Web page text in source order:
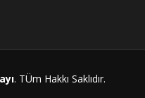
. TÜm Hakkı Saklıdır.